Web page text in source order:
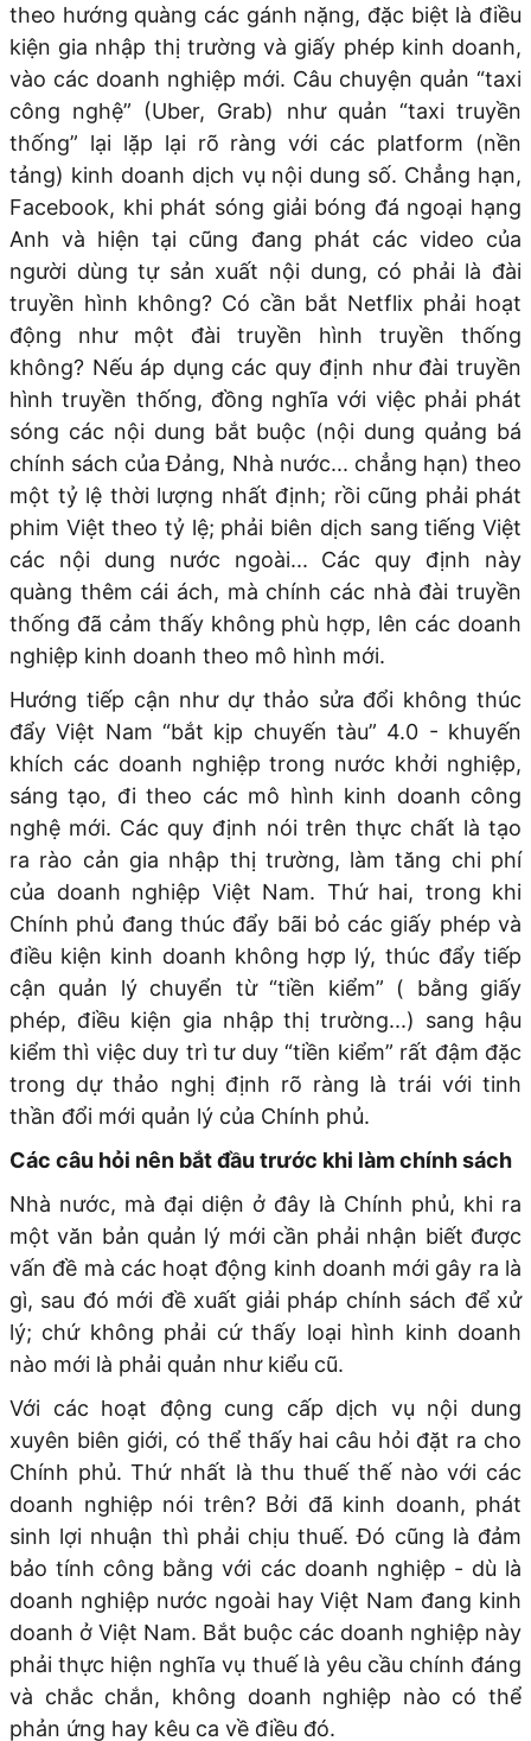
theo hướng quàng các gánh nặng, đặc biệt là điều
kiện gia nhập thị trường và giấy phép kinh doanh,
vào các doanh nghiệp mới. Câu chuyện quản “taxi
công nghệ” (Uber, Grab) như quản “taxi truyền
thống” lại lặp lại rõ ràng với các platform (nền
tảng) kinh doanh dịch vụ nội dung số. Chẳng hạn,
Facebook, khi phát sóng giải bóng đá ngoại hạng
Anh và hiện tại cũng đang phát các video của
người dùng tự sản xuất nội dung, có phải là đài
truyền hình không? Có cần bắt Netflix phải hoạt
động như một đài truyền hình truyền thống
không? Nếu áp dụng các quy định như đài truyền
hình truyền thống, đồng nghĩa với việc phải phát
sóng các nội dung bắt buộc (nội dung quảng bá
chính sách của Đảng, Nhà nước... chẳng hạn) theo
một tỷ lệ thời lượng nhất định; rồi cũng phải phát
phim Việt theo tỷ lệ; phải biên dịch sang tiếng Việt
các nội dung nước ngoài... Các quy định này
quàng thêm cái ách, mà chính các nhà đài truyền
thống đã cảm thấy không phù hợp, lên các doanh
nghiệp kinh doanh theo mô hình mới.
Hướng tiếp cận như dự thảo sửa đổi không thúc
đẩy Việt Nam “bắt kịp chuyến tàu” 4.0 - khuyến
khích các doanh nghiệp trong nước khởi nghiệp,
sáng tạo, đi theo các mô hình kinh doanh công
nghệ mới. Các quy định nói trên thực chất là tạo
ra rào cản gia nhập thị trường, làm tăng chi phí
của doanh nghiệp Việt Nam. Thứ hai, trong khi
Chính phủ đang thúc đẩy bãi bỏ các giấy phép và
điều kiện kinh doanh không hợp lý, thúc đẩy tiếp
cận quản lý chuyển từ “tiền kiểm” ( bằng giấy
phép, điều kiện gia nhập thị trường...) sang hậu
kiểm thì việc duy trì tư duy “tiền kiểm” rất đậm đặc
trong dự thảo nghị định rõ ràng là trái với tinh
thần đổi mới quản lý của Chính phủ.
Các câu hỏi nên bắt đầu trước khi làm chính sách
Nhà nước, mà đại diện ở đây là Chính phủ, khi ra
một văn bản quản lý mới cần phải nhận biết được
vấn đề mà các hoạt động kinh doanh mới gây ra là
gì, sau đó mới đề xuất giải pháp chính sách để xử
lý; chứ không phải cứ thấy loại hình kinh doanh
nào mới là phải quản như kiểu cũ.
Với các hoạt động cung cấp dịch vụ nội dung
xuyên biên giới, có thể thấy hai câu hỏi đặt ra cho
Chính phủ. Thứ nhất là thu thuế thế nào với các
doanh nghiệp nói trên? Bởi đã kinh doanh, phát
sinh lợi nhuận thì phải chịu thuế. Đó cũng là đảm
bảo tính công bằng với các doanh nghiệp - dù là
doanh nghiệp nước ngoài hay Việt Nam đang kinh
doanh ở Việt Nam. Bắt buộc các doanh nghiệp này
phải thực hiện nghĩa vụ thuế là yêu cầu chính đáng
và chắc chắn, không doanh nghiệp nào có thể
phản ứng hay kêu ca về điều đó.